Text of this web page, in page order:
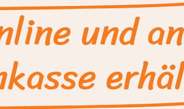
und